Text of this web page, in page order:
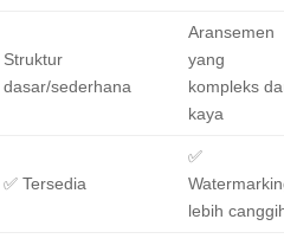
Struktur
dasar/sederhana
Aransemen
yang
kompleks
kaya
✅ Tersedia
✅
lebih